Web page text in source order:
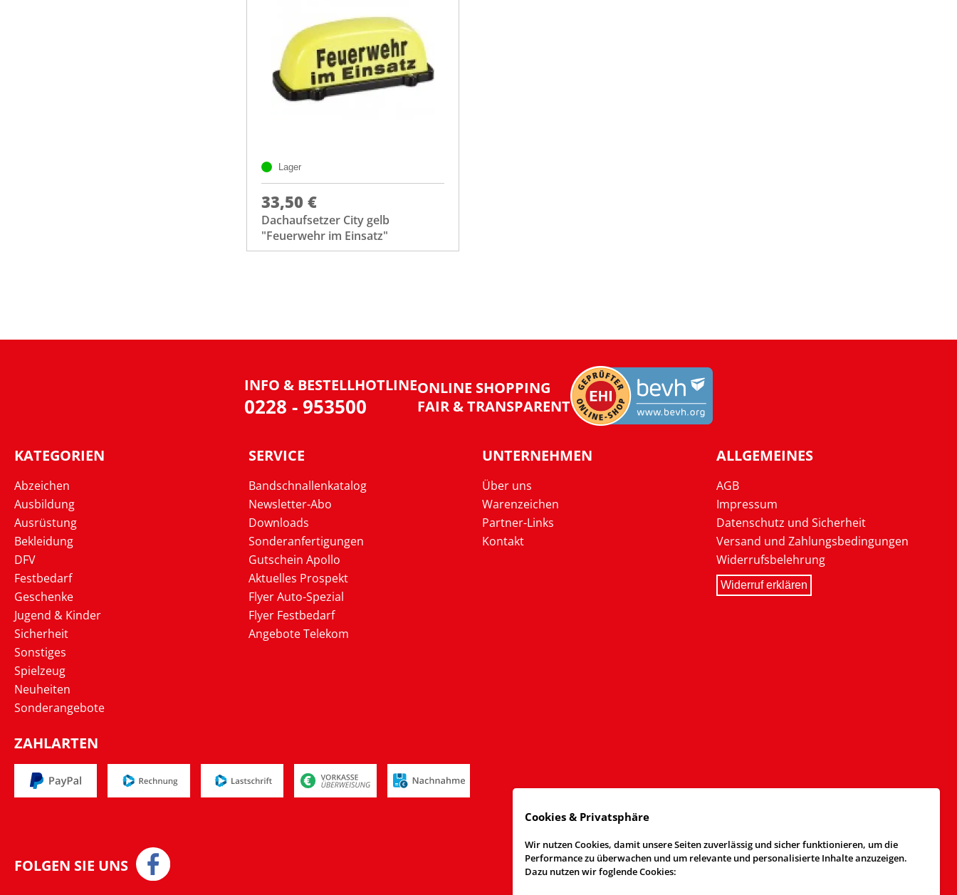
Lager
33,50 €
Dachaufsetzer City gelb
"Feuerwehr im Einsatz"
INFO & BESTELLHOTLINE
0228 - 953500
ONLINE SHOPPING
FAIR & TRANSPARENT
KATEGORIEN
Abzeichen
Ausbildung
Ausrüstung
Bekleidung
DFV
Festbedarf
Geschenke
Jugend & Kinder
Sicherheit
Sonstiges
Spielzeug
Neuheiten
Sonderangebote
SERVICE
Bandschnallenkatalog
Newsletter-Abo
Downloads
Sonderanfertigungen
Gutschein Apollo
Aktuelles Prospekt
Flyer Auto-Spezial
Flyer Festbedarf
Angebote Telekom
UNTERNEHMEN
Über uns
Warenzeichen
Partner-Links
Kontakt
ALLGEMEINES
AGB
Impressum
Datenschutz und Sicherheit
Versand und Zahlungsbedingungen
Widerrufsbelehrung
Widerruf erklären
ZAHLARTEN
FOLGEN SIE UNS
Cookies & Privatsphäre
Wir nutzen Cookies, damit unsere Seiten zuverlässig und sicher funktionieren, um die
Performance zu überwachen und um relevante und personalisierte Inhalte anzuzeigen.
Dazu nutzen wir foglende Cookies: